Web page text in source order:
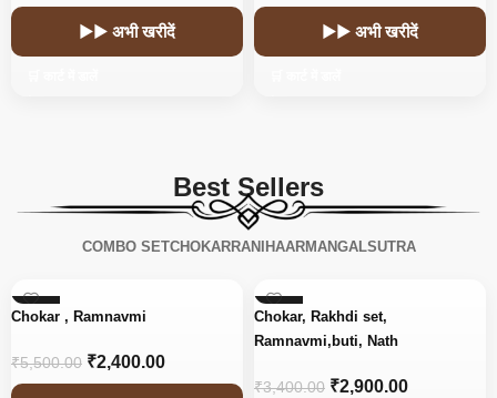
▶▶ अभी खरीदें ▶▶ अभी खरीदें
Best Sellers
COMBO SETCHOKARRANIHAARMANGALSUTRA
-56%
Chokar , Ramnavmi
₹5,500.00 ₹2,400.00
-15%
Chokar, Rakhdi set,
Ramnavmi,buti, Nath
₹3,400.00 ₹2,900.00